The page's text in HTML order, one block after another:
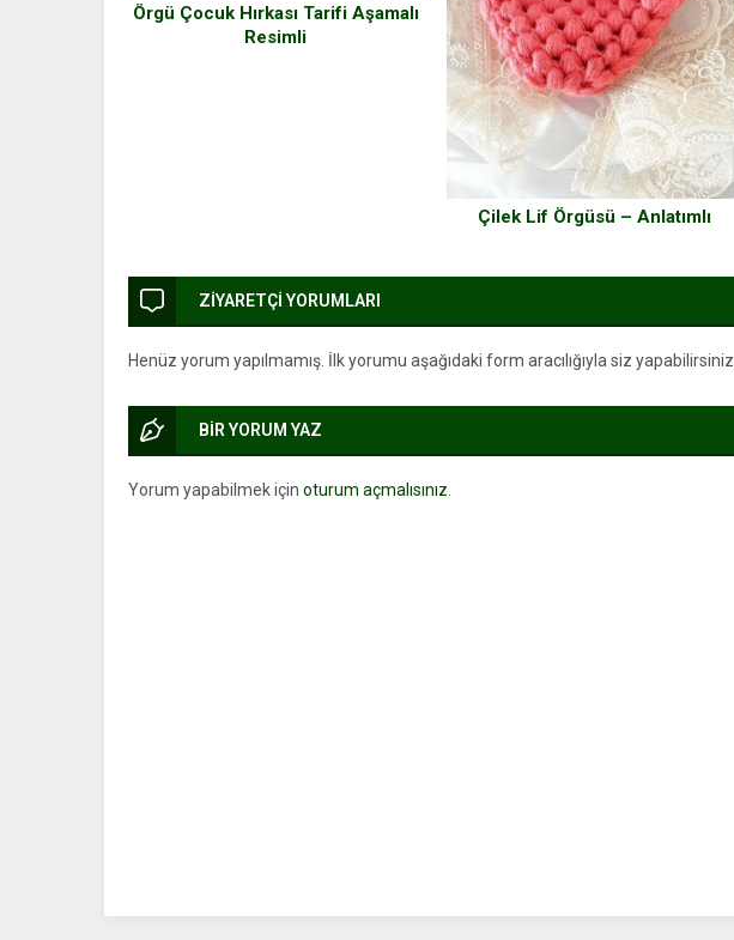
Örgü Çocuk Hırkası Tarifi Aşamalı
Resimli
Çilek Lif Örgüsü – Anlatımlı
ZİYARETÇİ YORUMLARI
Henüz yorum yapılmamış. İlk yorumu aşağıdaki form aracılığıyla siz yapabilirsiniz.
BİR YORUM YAZ
Yorum yapabilmek için oturum açmalısınız